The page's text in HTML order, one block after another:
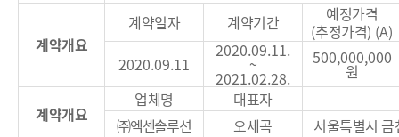
계약개요
계약일자 계약기간
예정가격
(추정가격) (A)
2020.09.11
2020.09.11.
~
2021.02.28.
500,000,000
원
계약개요
업체명
대표자
㈜엑센솔루션 오세곡
서울특별시